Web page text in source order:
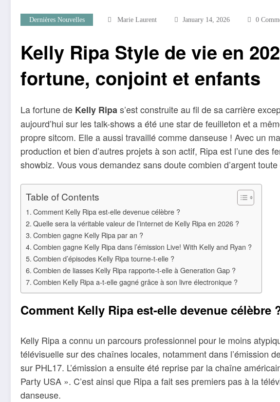
Dernières Nouvelles Marie Laurent January 14, 2026 0
Kelly Ripa Style de vie en
fortune, conjoint et enfants
La fortune de Kelly Ripas’est construite au fil de sa carrière
aujourd’hui sur les talk-shows a été une star de feuilleton et a
propre sitcom. Elle a aussi travaillé comme danseuse ! Avec un
production et bien d’autres projets à son actif, Ripa est l’une des
showbiz. Vous vous demandez sans doute combien d’argent
Table of Contents
Comment Kelly Ripa est-elle devenue célèbre ?
Quelle sera la véritable valeur de l’internet de Kelly Ripa en 2026 ?
Combien gagne Kelly Ripa par an ?
Combien gagne Kelly Ripa dans l’émission Live! With Kelly and Ryan ?
Combien d’épisodes Kelly Ripa tourne-t-elle ?
Combien de liasses Kelly Ripa rapporte-t-elle à Generation Gap ?
Combien Kelly Ripa a-t-elle gagné grâce à son livre électronique ?
Comment Kelly Ripa est-elle devenue célèbre
Kelly Ripa a connu un parcours professionnel pour le moins
télévisuelle sur des chaînes locales, notamment dans l’émission
sur PHL17. L’émission a ensuite été reprise par la chaîne
Party USA ». C’est ainsi que Ripa a fait ses premiers pas à la
danseuse.